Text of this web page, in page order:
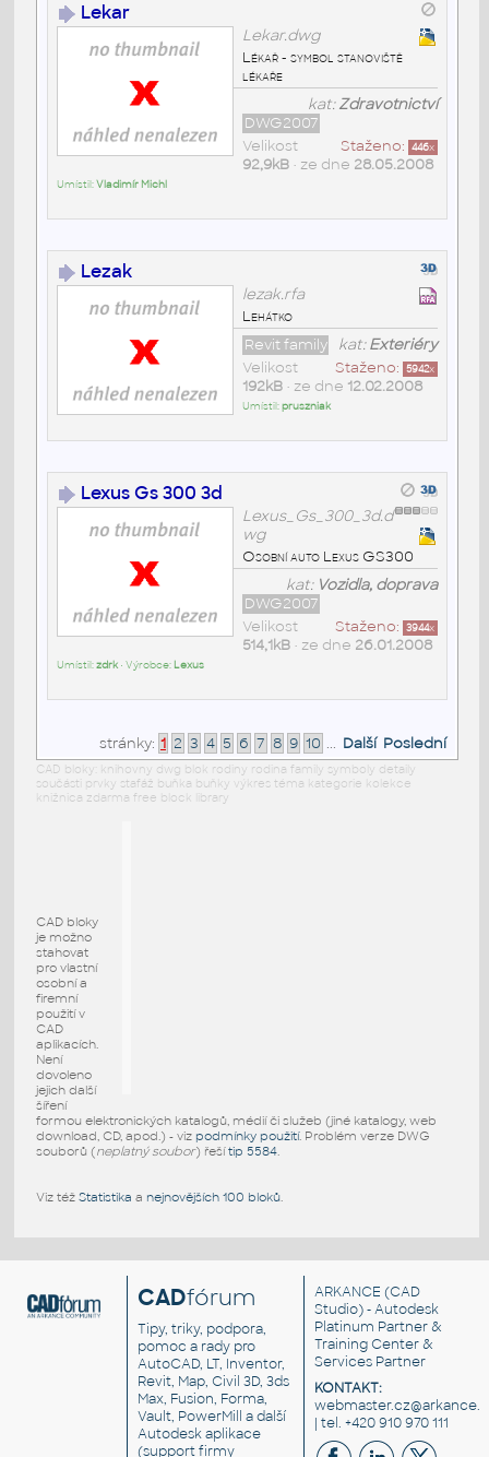
Lekar
Lekar.dwg
Lékař - symbol stanoviště
lékaře
kat:Zdravotnictví
DWG2007
Staženo: 446x
Velikost
92,9kB• ze dne 28.05.2008
Umístil:Vladimír Michl
Lezak
lezak.rfa
Lehátko
kat:Exteriéry
Revit family
Staženo: 5942x
Velikost
192kB• ze dne 12.02.2008
Umístil:pruszniak
Lexus Gs 300 3d
Lexus_Gs_300_3d.d
wg
Osobní auto Lexus GS300
kat: Vozidla, doprava
DWG2007
Staženo: 3944x
Velikost
514,1kB• ze dne 26.01.2008
Umístil:zdrk• Výrobce: Lexus
stránky: 1 2 3 4 5 6 7 8 9 10 ... Další Poslední
CAD bloky: knihovny dwg blok rodiny rodina family symboly detaily
součásti prvky stafáž buňka buňky výkres téma kategorie kolekce
knižnica zdarma free block library
CAD bloky
je možno
stahovat
pro vlastní
osobní a
firemní
použití v
CAD
aplikacích.
Není
dovoleno
jejich další
šíření
formou elektronických katalogů, médií či služeb (jiné katalogy, web
download, CD, apod.) - viz podmínky použití. Problém verze DWG
souborů (neplatný soubor) řešítip 5584.
Viz též Statistika a nejnovějších 100 bloků.
CADfórum
Tipy, triky, podpora,
pomoc a rady pro
AutoCAD, LT, Inventor,
Revit, Map, Civil 3D, 3ds
Max, Fusion, Forma,
Vault, PowerMill a další
Autodesk aplikace
(support firmy
ARKANCE (CAD
Studio) - Autodesk
Platinum Partner &
Training Center &
Services Partner
KONTAKT:
| tel. +420 910 970 111